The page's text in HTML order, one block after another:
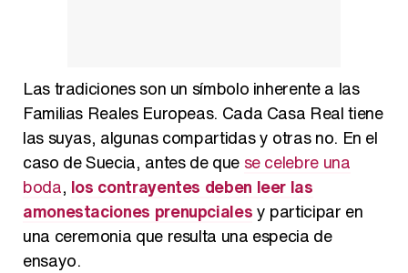
Las tradiciones son un símbolo inherente a las
Familias Reales Europeas. Cada Casa Real tiene
las suyas, algunas compartidas y otras no. En el
caso de Suecia, antes de que se celebre una
boda, los contrayentes deben leer las
amonestaciones prenupcialesy participar en
una ceremonia que resulta una especia de
ensayo.